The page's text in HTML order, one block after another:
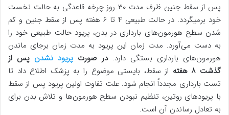
پس از سقط جنین ظرف مدت ۳۰ روز چرخه قاعدگی به حالت نخست
خود برمیگردد. در حالت طبیعی ۴ تا ۶ هفته پس از سقط جنین و کم
شدن سطح هورمون‌های بارداری در بدن، پریود حالت طبیعی خود را
به دست می‌آورد. مدت زمان این پریود به مدت زمان برجای ماندن
هورمون‌های بارداری بستگی دارد.در صورت پریود نشدن پس از
گذشت ۸ هفته
از سقط، بایستی موضوع را به پزشک اطلاع داد تا
تست بارداری مجدداً انجام شود. علت تفاوت اولین پریود پس از سقط
با پریودهای روتین، تنظیم نبودن سطح هورمون‌ها و تلاش بدن برای
به تعادل رساندن آن است.